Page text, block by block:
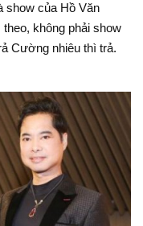
show của Hồ Văn
không phải show
Cường nhiêu thì trả.